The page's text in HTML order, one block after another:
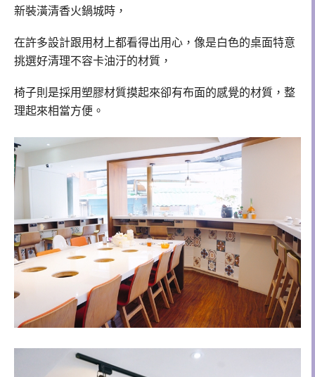
新裝潢清香火鍋城時，
在許多設計跟用材上都看得出用心，像是白色的桌面特意
挑選好清理不容卡油汙的材質，
椅子則是採用塑膠材質摸起來卻有布面的感覺的材質，整
理起來相當方便。